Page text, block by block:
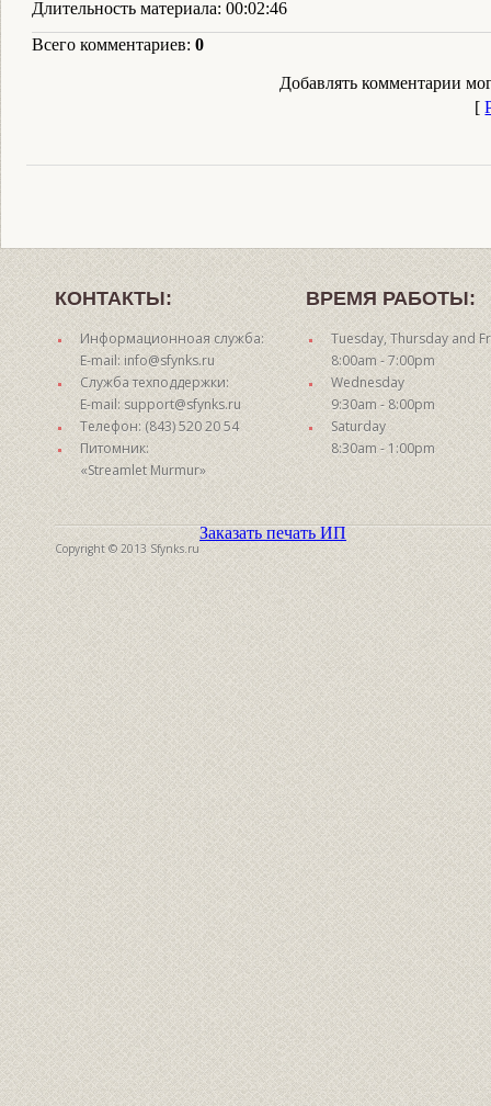
Длительность материала: 00:02:46
Всего комментариев: 0
Добавлять комментарии
[
КОНТАКТЫ:
Информационноая служба:
E-mail: info@sfynks.ru
Служба техподдержки:
E-mail: support@sfynks.ru
Телефон: (843) 520 20 54
Питомник:
«Streamlet Murmur»
ВРЕМЯ РАБОТЫ:
Tuesday, Thursday and
8:00am - 7:00pm
Wednesday
9:30am - 8:00pm
Saturday
8:30am - 1:00pm
Copyright © 2013 Sfynks.ru
Заказать печать ИП